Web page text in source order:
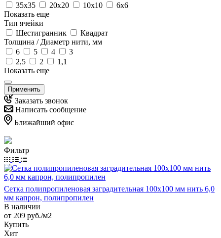
35х35
20х20 10х10
6х6
Показать еще
Тип ячейки
Шестигранник
Квадрат
Толщина / Диаметр нити, мм
6
5 4
3
2,5
2
1,1
Показать еще
Применить
Заказать звонок
Написать сообщение
Ближайший офис
Фильтр
Сетка полипропиленовая заградительная 100х100 мм нить 6,0
мм капрон, полипропилен
В наличии
от 209 руб./м2
Купить
Хит